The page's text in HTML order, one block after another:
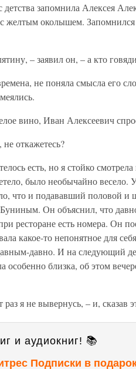
запомнила Алексея
околышем. Запомнился
– заявил он, – а кто
не поняла смысла его
вино, Иван Алексеевич
откажетесь?
есть, но я стойко
было необычайно весело.
что и подававший половой и
Он объяснил, что
ресторане есть номера. Он
какое-то непонятное для
давно. И на следующий
близка, об этом
я не вывернусь, – и, сказав
и аудиокниг! 📚
Подписки в